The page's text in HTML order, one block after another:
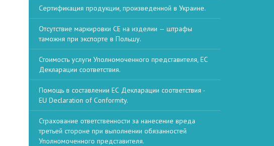
Сертификация продукции, произведенной в Украине.
Отсутствие маркировки CE на изделии — штрафы
таможня при экспорте в Польшу.
Стоимость услуги Уполномоченного представителя, ЕС
Декларации соответствия.
Помощь в составлении ЕС Декларации соответствия -
EU Declaration of Conformity.
Страхование ответственности за нанесение вреда
третьей стороне при выполнении обязанностей
Уполномоченного представителя.